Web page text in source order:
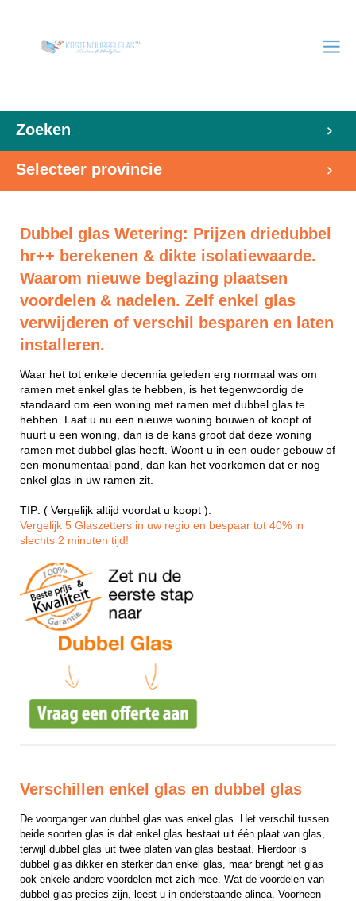
Zoeken
Selecteer provincie
Dubbel glas Wetering: Prijzen driedubbel
hr++ berekenen & dikte isolatiewaarde.
Waarom nieuwe beglazing plaatsen
voordelen & nadelen. Zelf enkel glas
verwijderen of verschil besparen en laten
installeren.
Waar het tot enkele decennia geleden erg normaal was om
ramen met enkel glas te hebben, is het tegenwoordig de
standaard om een woning met ramen met dubbel glas te
hebben. Laat u nu een nieuwe woning bouwen of koopt of
huurt u een woning, dan is de kans groot dat deze woning
ramen met dubbel glas heeft. Woont u in een ouder gebouw of
een monumentaal pand, dan kan het voorkomen dat er nog
enkel glas in uw ramen zit.
TIP: ( Vergelijk altijd voordat u koopt ):
Vergelijk 5 Glaszetters in uw regio en bespaar tot 40% in
slechts 2 minuten tijd!
Verschillen enkel glas en dubbel glas
De voorganger van dubbel glas was enkel glas. Het verschil tussen
beide soorten glas is dat enkel glas bestaat uit één plaat van glas,
terwijl dubbel glas uit twee platen van glas bestaat. Hierdoor is
dubbel glas dikker en sterker dan enkel glas, maar brengt het glas
ook enkele andere voordelen met zich mee. Wat de voordelen van
dubbel glas precies zijn, leest u in onderstaande alinea. Voorheen